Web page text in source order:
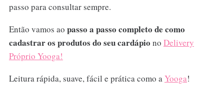
passo para consultar sempre.
Então vamos ao passo a passo completo de como
cadastrar os produtos do seu cardápio no Delivery
Próprio Yooga!
Leitura rápida, suave, fácil e prática como a Yooga!